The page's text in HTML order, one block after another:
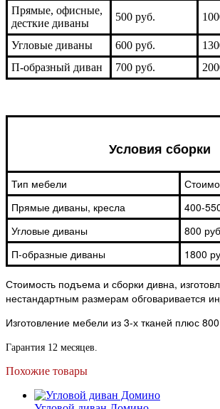
Прямые, офисные,
десткие диваны
500 руб.
Угловые диваны 600 руб.
П-образный диван
700 руб.
Условия сборки
Тип мебели
Прямые диваны, кресла
400-
Угловые диваны
800
П-образные диваны
1800
Стоимость подъема и сборки дивна,
нестандартным размерам обговаривается
Изготовление мебели из 3-х тканей плюс
Гарантия 12 месяцев.
Похожие товары